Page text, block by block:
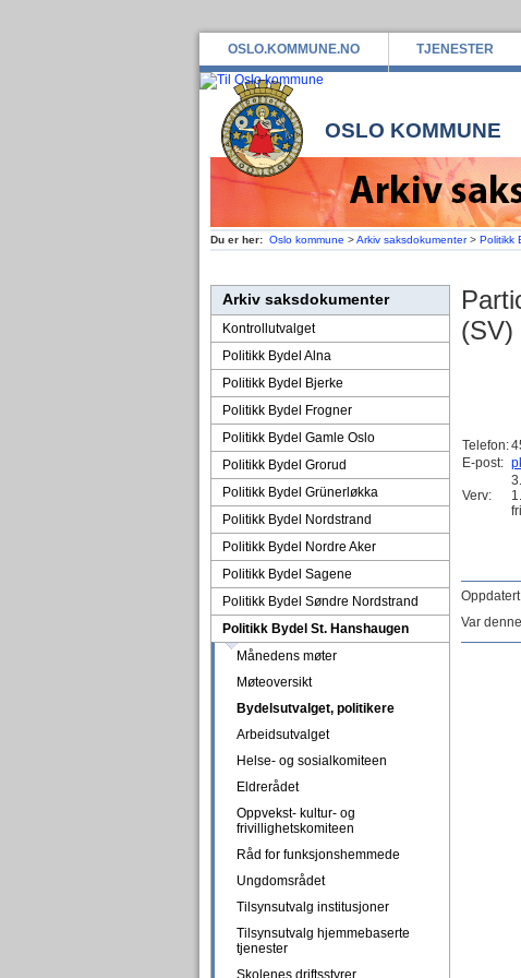
OSLO.KOMMUNE.NO TJENESTER
OSLO KOMMUNE
Du er her: Oslo kommune >Arkiv saksdokumenter> Politikk
Arkiv saksdokumenter
Kontrollutvalget
Politikk Bydel Alna
Politikk Bydel Bjerke
Politikk Bydel Frogner
Politikk Bydel Gamle Oslo
Politikk Bydel Grorud
Politikk Bydel Grünerløkka
Politikk Bydel Nordstrand
Politikk Bydel Nordre Aker
Politikk Bydel Sagene
Politikk Bydel Søndre Nordstrand
Politikk Bydel St. Hanshaugen
Månedens møter
Møteoversikt
Bydelsutvalget, politikere
Arbeidsutvalget
Helse- og sosialkomiteen
Eldrerådet
Oppvekst- kultur- og
frivillighetskomiteen
Råd for funksjonshemmede
Ungdomsrådet
Tilsynsutvalg institusjoner
Tilsynsutvalg hjemmebaserte
tjenester
Skolenes driftsstyrer
(SV)
Telefon:
E-post:
Verv:
Var